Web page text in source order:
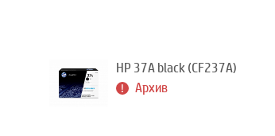
HP 37A black (CF237A)
Архив